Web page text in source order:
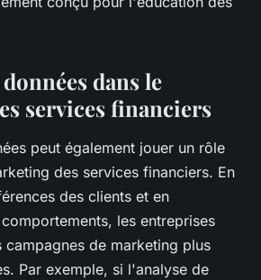
dans le
services financiers
peut également jouer un rôle
des services financiers. En
des clients et en
les entreprises
campagnes de marketing plus
Par exemple, si l'analyse de